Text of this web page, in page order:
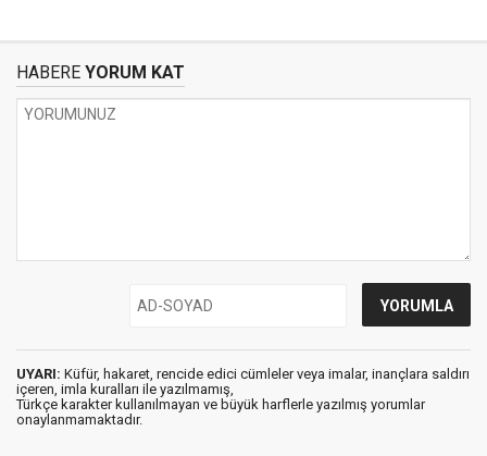
HABERE YORUM KAT
UYARI: Küfür, hakaret, rencide edici cümleler veya imalar, inançlara saldırı
içeren, imla kuralları ile yazılmamış,
Türkçe karakter kullanılmayan ve büyük harflerle yazılmış yorumlar
onaylanmamaktadır.